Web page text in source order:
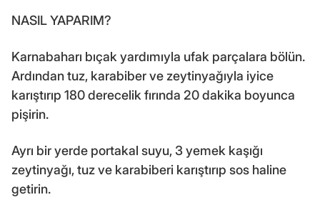
NASIL YAPARIM?
Karnabaharı bıçak yardımıyla ufak parçalara bölün.
Ardından tuz, karabiber ve zeytinyağıyla iyice
karıştırıp 180 derecelik fırında 20 dakika boyunca
pişirin.
Ayrı bir yerde portakal suyu, 3 yemek kaşığı
zeytinyağı, tuz ve karabiberi karıştırıp sos haline
getirin.